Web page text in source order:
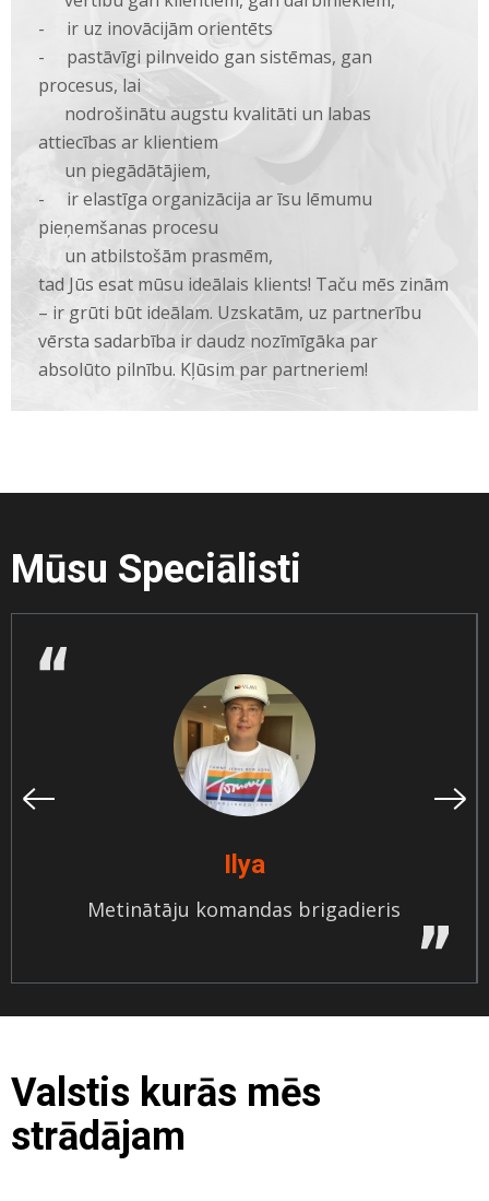
- ir uz inovācijām orientēts
- pastāvīgi pilnveido gan sistēmas, gan
procesus, lai
nodrošinātu augstu kvalitāti un labas
attiecības ar klientiem
un piegādātājiem,
- ir elastīga organizācija ar īsu lēmumu
pieņemšanas procesu
un atbilstošām prasmēm,
tad Jūs esat mūsu ideālais klients! Taču mēs zinām
– ir grūti būt ideālam. Uzskatām, uz partnerību
vērsta sadarbība ir daudz nozīmīgāka par
absolūto pilnību. Kļūsim par partneriem!
Mūsu Speciālisti
Ilya
Metinātāju komandas brigadieris
Valstis kurās mēs
strādājam